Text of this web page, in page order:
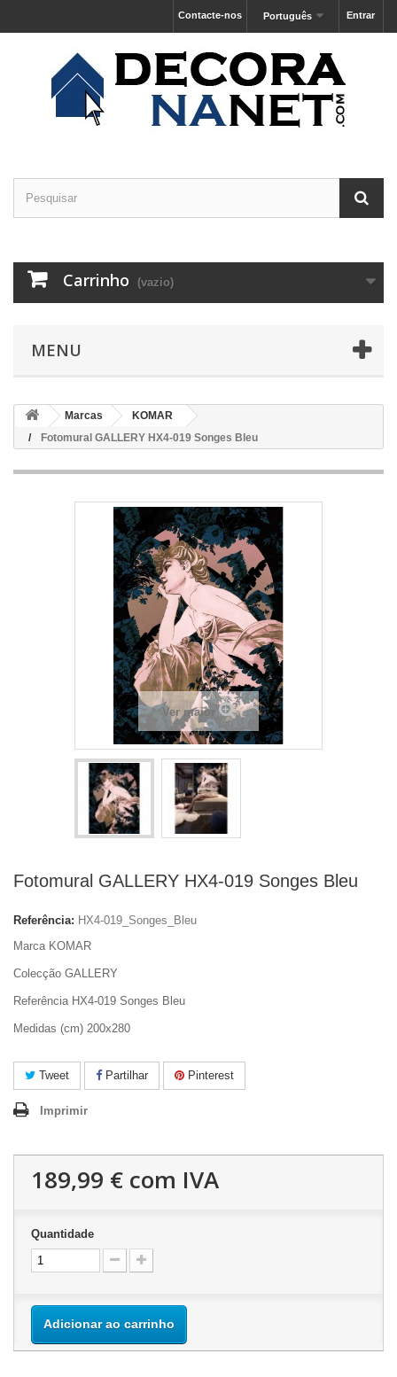
Entrar
Português
Contacte-nos
Carrinho (vazio)
MENU
Marcas
KOMAR
Fotomural GALLERY HX4-019 Songes Bleu
Ver maior
Fotomural GALLERY HX4-019 Songes Bleu
Referência: HX4-019_Songes_Bleu
Marca KOMAR
Colecção GALLERY
Referência HX4-019 Songes Bleu
Medidas (cm) 200x280
Tweet Partilhar Pinterest
Imprimir
189,99 € com IVA
Quantidade
Adicionar ao carrinho